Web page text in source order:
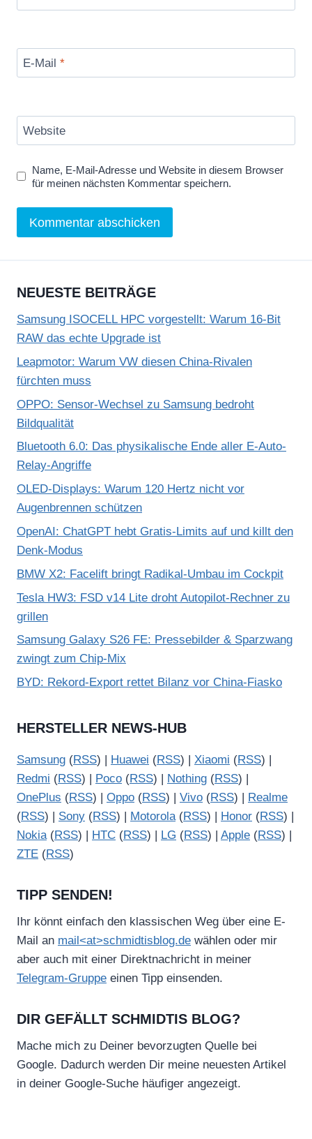
E-Mail *
Website
Name, E-Mail-Adresse und Website in diesem Browser
für meinen nächsten Kommentar speichern.
NEUESTE BEITRÄGE
Samsung ISOCELL HPC vorgestellt: Warum 16-Bit
RAW das echte Upgrade ist
Leapmotor: Warum VW diesen China-Rivalen
fürchten muss
OPPO: Sensor-Wechsel zu Samsung bedroht
Bildqualität
Bluetooth 6.0: Das physikalische Ende aller E-Auto-
Relay-Angriffe
OLED-Displays: Warum 120 Hertz nicht vor
Augenbrennen schützen
OpenAI: ChatGPT hebt Gratis-Limits auf und killt den
Denk-Modus
BMW X2: Facelift bringt Radikal-Umbau im Cockpit
Tesla HW3: FSD v14 Lite droht Autopilot-Rechner zu
grillen
Samsung Galaxy S26 FE: Pressebilder & Sparzwang
zwingt zum Chip-Mix
BYD: Rekord-Export rettet Bilanz vor China-Fiasko
HERSTELLER NEWS-HUB
Samsung (RSS) | Huawei (RSS) | Xiaomi (RSS) |
Redmi (RSS) | Poco (RSS) | Nothing (RSS) |
OnePlus (RSS) | Oppo (RSS) | Vivo (RSS) | Realme
(RSS) | Sony (RSS) | Motorola(RSS) | Honor (RSS) |
Nokia(RSS) | HTC (RSS) | LG (RSS) | Apple (RSS) |
ZTE (RSS)
TIPP SENDEN!
Ihr könnt einfach den klassischen Weg über eine E-
Mail an mail<at>schmidtisblog.de wählen oder mir
aber auch mit einer Direktnachricht in meiner
Telegram-Gruppe einen Tipp einsenden.
DIR GEFÄLLT SCHMIDTIS BLOG?
Mache mich zu Deiner bevorzugten Quelle bei
Google. Dadurch werden Dir meine neuesten Artikel
in deiner Google-Suche häufiger angezeigt.